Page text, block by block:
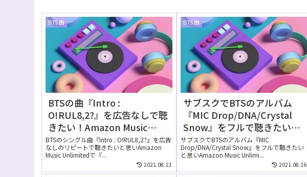
BTS 曲
BTSの曲『Intro :
O!RUL8,2?』を広告なしで聴
きたい！Amazon Music
Unlimitedの無料お試しでリ
ピートして聴ける？
BTSのシングル曲『Intro : O!RUL8,2?』を広告
なしのリピートで聴きたいと思いAmazon
Music Unlimitedで『...
2021.08.13
BTS 曲
サブスクでBTSのアルバム
『MIC Drop/DNA/Crystal
Snow』をフルで聴きたい！
Amazon Music Unlimitedで
は無料で聴ける？
サブスクでBTSのアルバム『MIC
Drop/DNA/Crystal Snow』をフルで聴きたい
と思いAmazon Music Unlimi...
2021.08.16